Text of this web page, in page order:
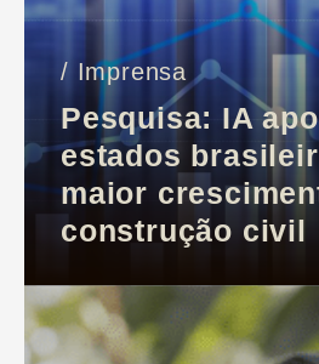
/ Imprensa
Pesquisa: IA
estados
maior
construção civil